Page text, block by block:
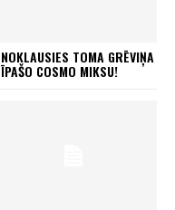
NOKLAUSIES TOMA GRĒVIŅA
ĪPAŠO COSMO MIKSU!